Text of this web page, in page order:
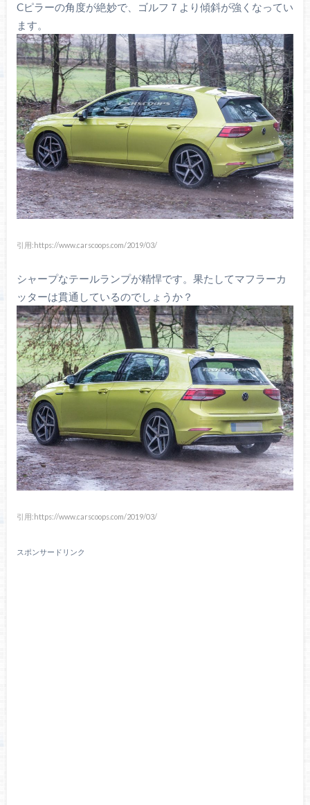
Cピラーの角度が絶妙で、ゴルフ７より傾斜が強くなってい
ます。
引用:https://www.carscoops.com/2019/03/
シャープなテールランプが精悍です。果たしてマフラーカ
ッターは貫通しているのでしょうか？
引用:https://www.carscoops.com/2019/03/
スポンサードリンク